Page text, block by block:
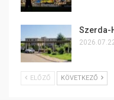
Szerda-
ELŐZŐ KÖVETKEZŐ